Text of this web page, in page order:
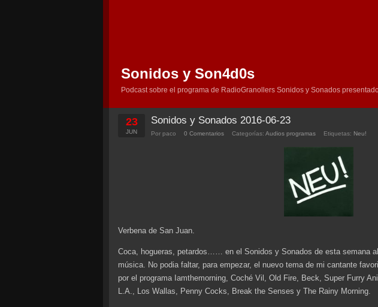
Sonidos y Son4d0s
Podcast sobre el programa de RadioGranollers Sonidos y Sonados
23
JUN
Sonidos y Sonados 2016-06-23
Por paco 0 Comentarios Categorías: Audios programas Etiquetas: Neu!
Verbena de San Juan.
Coca, hogueras, petardos…… en el Sonidos y Sonados de esta semana
música. No podia faltar, para empezar, el nuevo tema de mi cantante
por el programa Iamthemorning, Coché Vil, Old Fire, Beck, Super Furry
L.A., Los Wallas, Penny Cocks, Break the Senses y The Rainy Morning.